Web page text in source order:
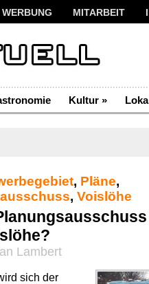
WERBUNG MITARBEIT
Kultur »
, Pläne,
, Voislöhe
Lambert
sich der